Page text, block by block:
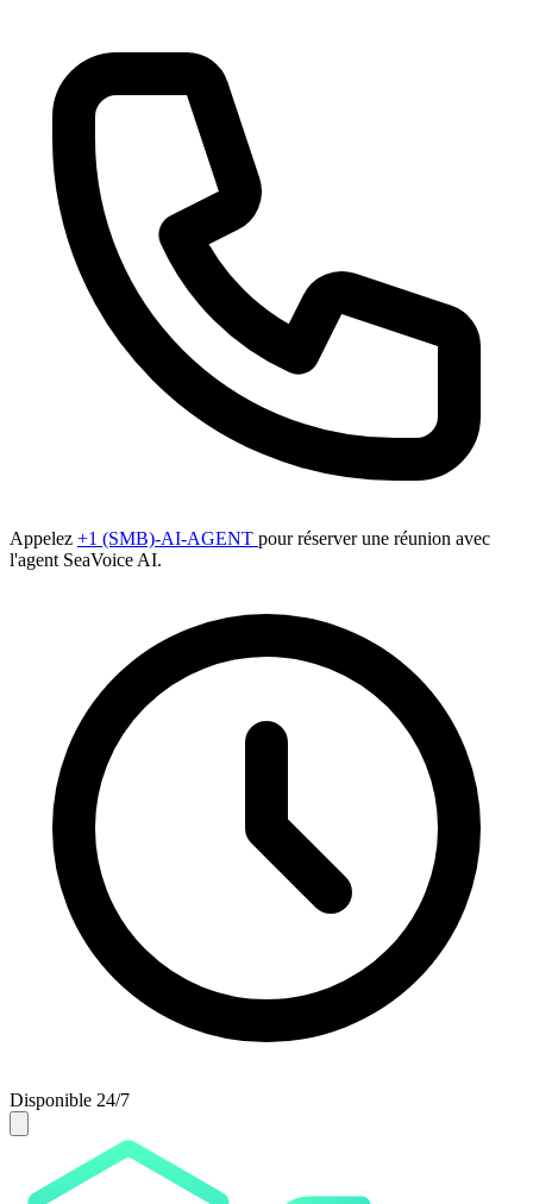
Appelez +1 (SMB)-AI-AGENT pour réserver une réunion avec
l'agent SeaVoice AI.
Disponible 24/7